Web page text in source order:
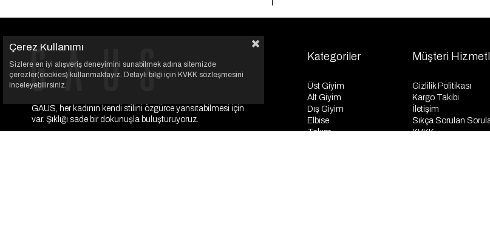
GAUS, her kadının kendi stilini özgürce yansıtabilmesi için
var. Şıklığı sade bir dokunuşla buluşturuyoruz.
Kategoriler
Üst Giyim
Alt Giyim
Dış Giyim
Elbise
Takım
Müşteri
Gizlilik Politikası
Kargo Takibi
İletişim
Sıkça Sorulan
KVKK
Çerez Kullanımı
Sizlere en iyi alışveriş deneyimini sunabilmek adına sitemizde
çerezler(cookies) kullanmaktayız. Detaylı bilgi için KVKK sözleşmesini
inceleyebilirsiniz.